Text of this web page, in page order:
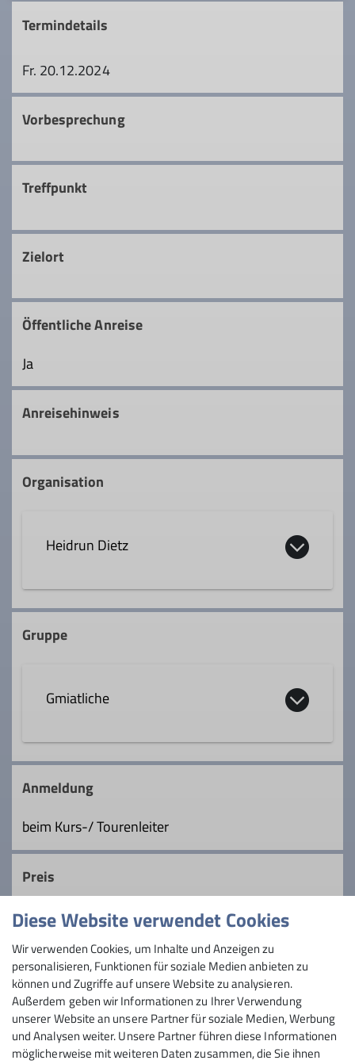
Termindetails
Fr. 20.12.2024
Vorbesprechung
Treffpunkt
Zielort
Öffentliche Anreise
Ja
Anreisehinweis
Organisation
Heidrun Dietz
08031 66911
Ämter
Gruppe
Gmiatliche
Die Touren für Gmiatliche werden in einer
ruhigen und gemütlichen Art und Weise
durchgeführt. Oft gibt es unterwegs
etwas besonders Schönes zu sehen oder
gemütliche Einkehr ist normalerweise
Details
Anmeldung
beim Kurs-/ Tourenleiter
Preis
Maximale Teilnehmeranzahl
30
Diese Website verwendet Cookies
Wir verwenden Cookies, um Inhalte und Anzeigen zu
personalisieren, Funktionen für soziale Medien anbieten zu
können und Zugriffe auf unsere Website zu analysieren.
Außerdem geben wir Informationen zu Ihrer Verwendung
unserer Website an unsere Partner für soziale Medien, Werbung
und Analysen weiter. Unsere Partner führen diese Informationen
möglicherweise mit weiteren Daten zusammen, die Sie ihnen